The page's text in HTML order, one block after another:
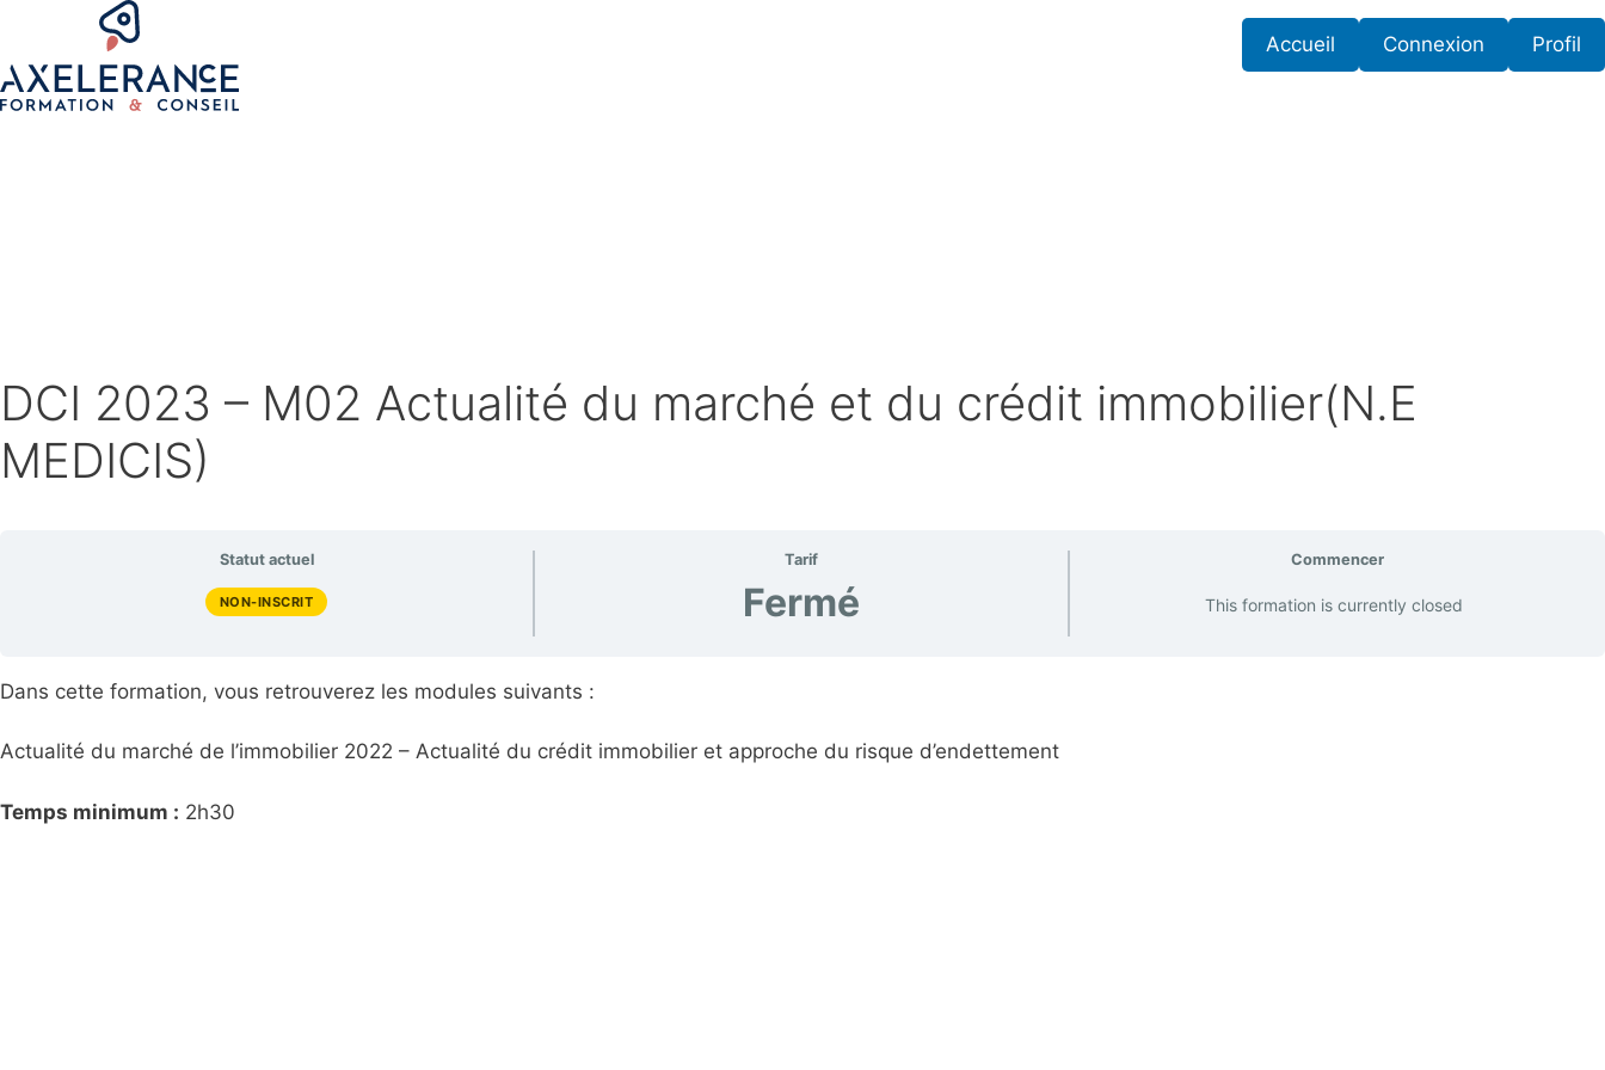
Accueil Connexion Profil
DCI 2023 – M02 Actualité du marché et du crédit immobilier(N.E
MEDICIS)
Statut actuel
NON-INSCRIT
Tarif
Fermé
Commencer
This formation is currently closed
Dans cette formation, vous retrouverez les modules suivants :
Actualité du marché de l’immobilier 2022 – Actualité du crédit immobilier et approche du risque d’endettement
Temps minimum : 2h30